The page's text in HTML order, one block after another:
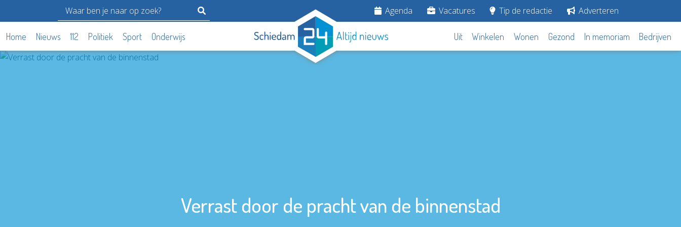
Agenda Vacatures Tip de redactie Adverteren
Home Nieuws 112 Politiek Sport Onderwijs Uit Winkelen Wonen Gezond In memoriam Bedrijven
Verrast door de pracht van de binnenstad